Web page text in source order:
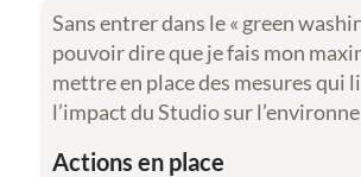
Sans entrer dans le « green
pouvoir dire que je fais mon
mettre en place des mesures qui
l’impact du Studio sur
Actions en place